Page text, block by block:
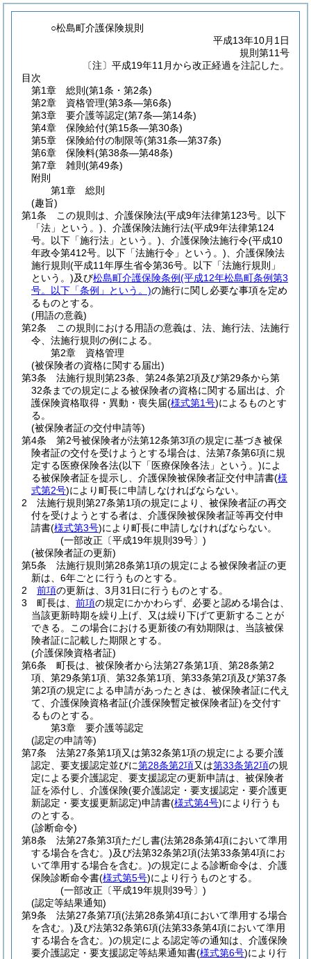
○松島町介護保険規則
平成13年10月1日
規則第11号
〔注〕平成19年11月から改正経過を注記した。
目次
第1章
総則 (第1条・第2条)
第2章
資格管理(第3条―第6条)
第3章
要介護等認定(第7条―第14条)
第4章
保険給付(第15条―第30条)
第5章
保険給付の制限等(第31条―第37条)
第6章
保険料(第38条―第48条)
第7章
雑則 (第49条)
附則
第1章
総則
(趣旨)
第1条
この規則は、介護保険法(平成9年法律第123号。以下
「法」という。) 、介護保険法施行法(平成9年法律第124
号。以下「施行法」という。) 、介護保険法施行令(平成10
年政令第412号。以下「法施行令」という。) 、介護保険法
施行規則 (平成11年厚生省令第36号。以下「法施行規則」
という。)及び松島町介護保険条例(平成12年松島町条例第3
号。以下「条例」という。)の施行に関し必要な事項を定め
るものとする。
(用語の意義)
第2条
この規則における用語の意義は、法、施行法、法施行
令、法施行規則の例による。
第2章
資格管理
(被保険者の資格に関する届出)
第3条
法施行規則第23条、第24条第2項及び第29条から第
32条までの規定による被保険者の資格に関する届出は、介
護保険資格取得・異動・喪失届(様式第1号)によるものとす
る。
(被保険者証の交付申請等)
第4条
第2号被保険者が法第12条第3項の規定に基づき被保
険者証の交付を受けようとする場合は、法第7条第6項に規
定する医療保険各法(以下「医療保険各法」という。)によ
る被保険者証を提示し、介護保険被保険者証交付申請書(様
式第2号)により町長に申請しなければならない。
2
法施行規則第27条第1項の規定により、被保険者証の再交
付を受けようとする者は、介護保険被保険者証等再交付申
請書(様式第3号)により町長に申請しなければならない。
(一部改正〔平成19年規則39号〕)
(被保険者証の更新)
第5条
法施行規則第28条第1項の規定による被保険者証の更
新は、6年ごとに行うものとする。
2
前項の更新は、3月31日に行うものとする。
3
町長は、 前項の規定にかかわらず、必要と認める場合は、
当該更新時期を繰り上げ、又は繰り下げて更新することが
できる。
この場合における更新後の有効期限は、当該被保
険者証に記載した期限とする。
(介護保険資格者証)
第6条
町長は、被保険者から法第27条第1項、第28条第2
項、第29条第1項、第32条第1項、第33条第2項及び第37条
第2項の規定による申請があったときは、被保険者証に代え
て、介護保険資格者証(介護保険暫定被保険者証)を交付す
るものとする。
第3章
要介護等認定
(認定の申請等)
第7条
法第27条第1項又は第32条第1項の規定による要介護
認定、要支援認定並びに第28条第2項又は第33条第2項の規
定による要介護認定、要支援認定の更新申請は、被保険者
証を添付し、介護保険(要介護認定・要支援認定・要介護更
新認定・要支援更新認定)申請書(様式第4号)により行うも
のとする。
(診断命令)
第8条
法第27条第3項ただし書(法第28条第4項において準用
する場合を含む。)及び法第32条第2項(法第33条第4項にお
いて準用する場合を含む。)の規定による診断命令は、介護
保険診断命令書(様式第5号)により行うものとする。
(一部改正〔平成19年規則39号〕)
(認定等結果通知)
第9条
法第27条第7項(法第28条第4項において準用する場合
を含む。)及び法第32条第6項(法第33条第4項において準用
する場合を含む。)の規定による認定等の通知は、介護保険
要介護認定・要支援認定等結果通知書(様式第6号)により行